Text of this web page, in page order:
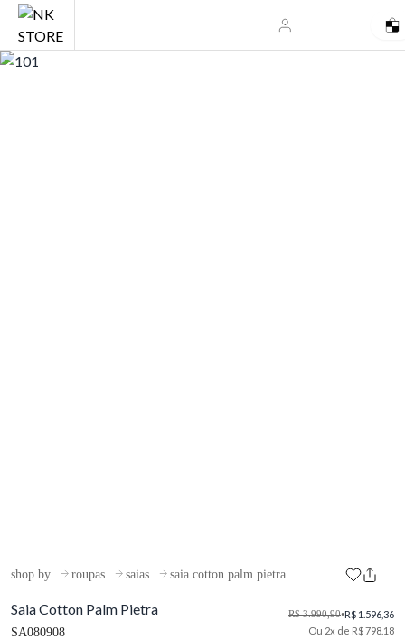
shop by roupas saias saia cotton palm pietra
Saia Cotton Palm Pietra
SA080908
R$ 3.990,90•R$ 1.596,36
Ou 2x de R$ 798.18